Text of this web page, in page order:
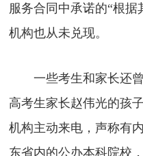
服务合同中承诺的“根
机构也从未兑现。
一些考生和家长还曾
高考生家长赵伟光的孩
机构主动来电，声称有
东省内的公办本科院校